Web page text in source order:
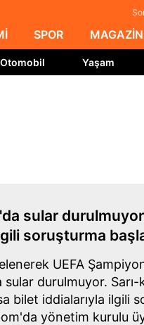
SPOR MAGAZİN
Otomobil Yaşam
sular
soruşturma
UEFA
durulmuyor. Sarı-
bilet iddialarıyla ilgili
yönetim kurulu